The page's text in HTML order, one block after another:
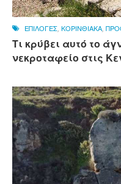
ΕΠΙΛΟΓΕΣ ΚΟΡΙΝΘΙΑΚΑ
Τι κρύβει αυτό το
νεκροταφείο στις